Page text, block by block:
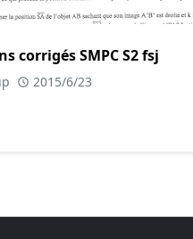
corrigés SMPC S2 fsj
2015/6/23